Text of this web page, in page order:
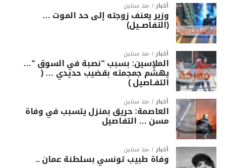
أخبار منذ سنتين
وزير يعنف زوجته إلى حد الموت …
(التفاصــيل)
أخبار منذ سنتين
الملاسين: بسبب “نصبة في السوق “…
يهشّم جمجمته بقضيب حديدي … (
التفـاصيل )
أخبار منذ سنتين
العاصمة: حريق بمنزل يتسبب في وفاة
مسن … التفاصيل
أخبار منذ سنتين
وفاة طبيب تونسي بسلطنة عمان ..